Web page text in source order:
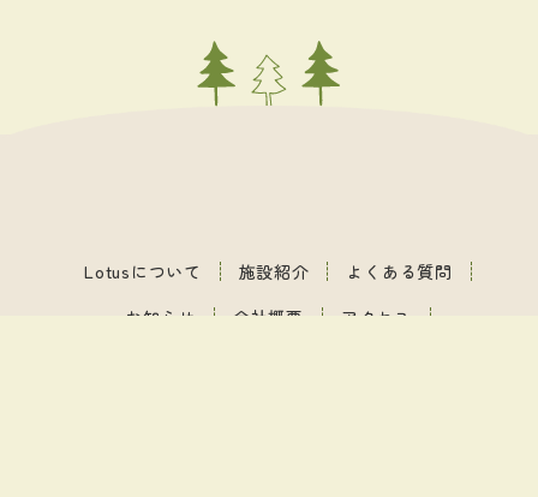
Lotusについて 施設紹介
よくある質問
お知らせ
会社概要 アクセス